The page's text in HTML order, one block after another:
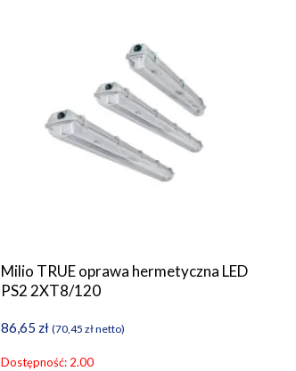
Milio TRUE oprawa hermetyczna LED
PS2 2XT8/120
86,65 zł (70,45 złnetto)
Dostępność: 2.00